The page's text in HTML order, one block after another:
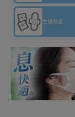
生理用品